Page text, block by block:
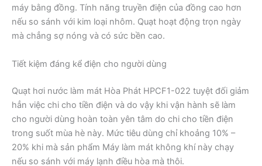
máy bằng đồng. Tính năng truyền điện của đồng cao hơn
nếu so sánh với kim loại nhôm. Quạt hoạt động trọn ngày
mà chẳng sợ nóng và có sức bền cao.
Tiết kiệm đáng kể điện cho người dùng
Quạt hơi nước làm mát Hòa Phát HPCF1-022 tuyệt đối giảm
hẳn việc chi cho tiền điện và do vậy khi vận hành sẽ làm
cho người dùng hoàn toàn yên tâm do chi cho tiền điện
trong suốt mùa hè này. Mức tiêu dùng chỉ khoảng 10% –
20% khi mà sản phẩm Máy làm mát không khí này chạy
nếu so sánh với máy lạnh điều hòa mà thôi.